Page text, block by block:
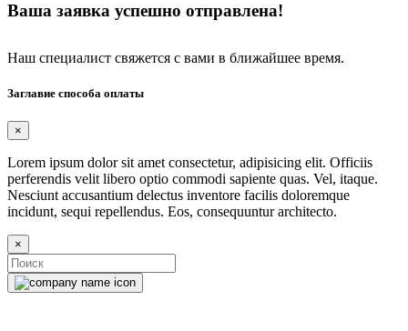
Ваша заявка успешно отправлена!
Наш специалист свяжется с вами в ближайшее время.
Заглавие способа оплаты
×
Lorem ipsum dolor sit amet consectetur, adipisicing elit. Officiis
perferendis velit libero optio commodi sapiente quas. Vel, itaque.
Nesciunt accusantium delectus inventore facilis doloremque
incidunt, sequi repellendus. Eos, consequuntur architecto.
×